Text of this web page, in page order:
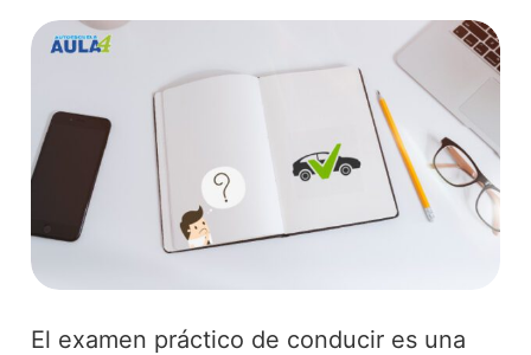
El examen práctico de conducir es una